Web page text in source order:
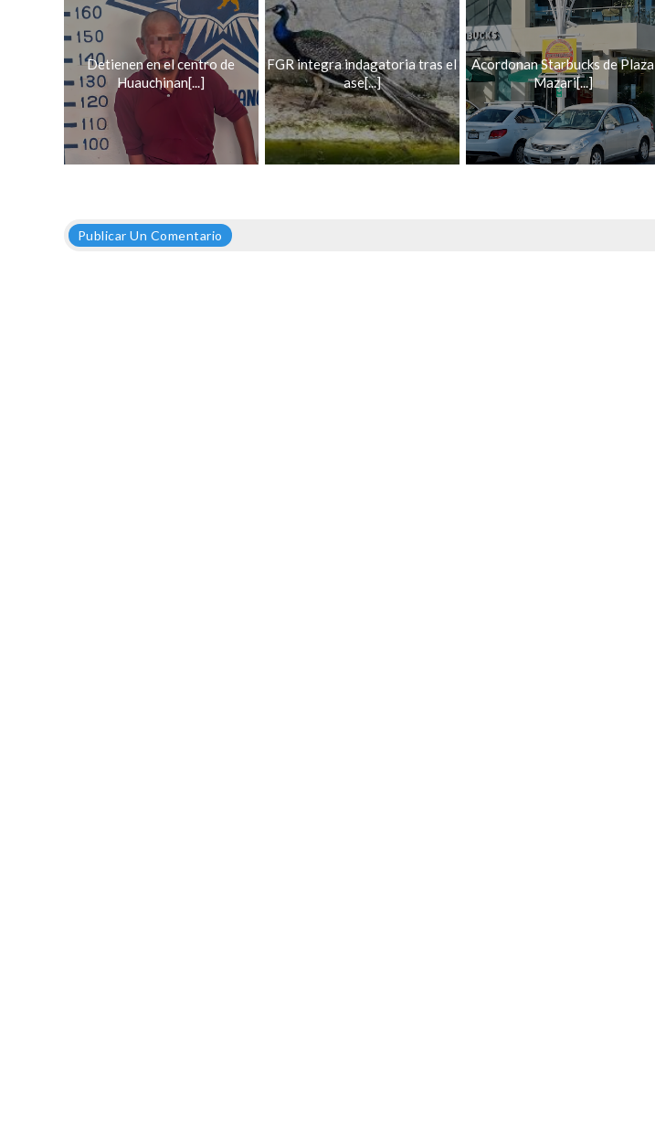
Detienen en el centro de
Huauchinan[...]
FGR integra indagatoria tras el
ase[...]
Acordonan Starbucks de Plaza
Mazari[...]
Publicar Un Comentario